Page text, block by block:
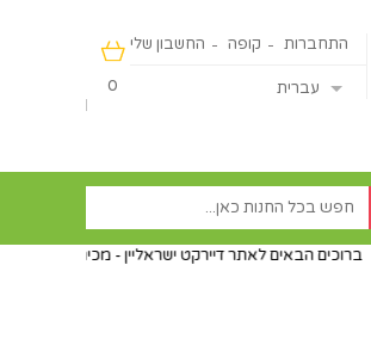
0
החשבון שלי קופה התחברות
עברית
לאתר דיירקט ישראליין - מכירה מהיבואן ישירות לצרכן